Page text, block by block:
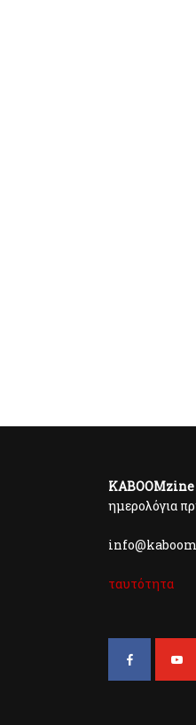
KABOOMzine
ημερολόγια
ταυτότητα